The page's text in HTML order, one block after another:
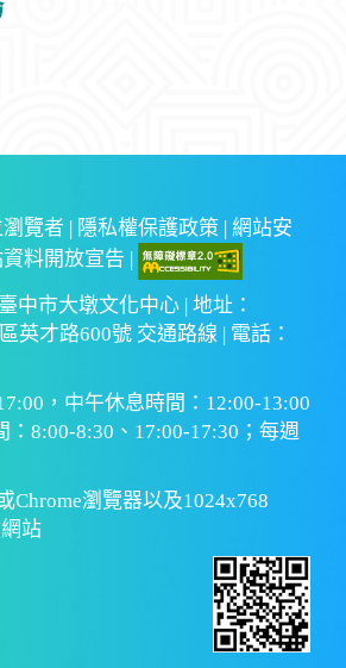
覽者 | 隱私權保護政策 | 網站安
料開放宣告 |
中市大墩文化中心 | 地址：
英才路600號 交通路線 | 電話：
，中午休息時間：12:00-13:00
：8:00-8:30、17:00-17:30；每週
Chrome瀏覽器以及1024x768
站